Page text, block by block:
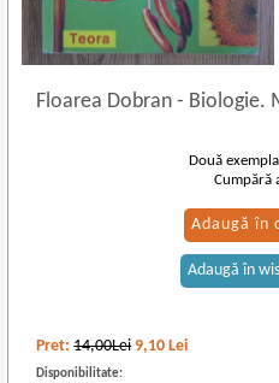
Floarea Dobran- Biologie.
Pret:14,00Lei 9,10 Lei
Disponibilitate:
Două
Cumpără
Adaugă în
Adaugă în